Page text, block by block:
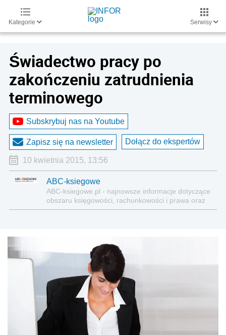
Kategorie Serwisy
Świadectwo pracy po
zakończeniu zatrudnienia
terminowego
Subskrybuj nas na Youtube
Zapisz się na newsletter Dołącz do ekspertów
10 kwietnia 2015, 13:56
ABC-ksiegowe
ABC-ksiegowe.pl - najnowsze informacje dotyczące
obszaru księgowości, rachunkowości i prawa oraz
praktyczne wskazówki, ułatwiające samodzielne